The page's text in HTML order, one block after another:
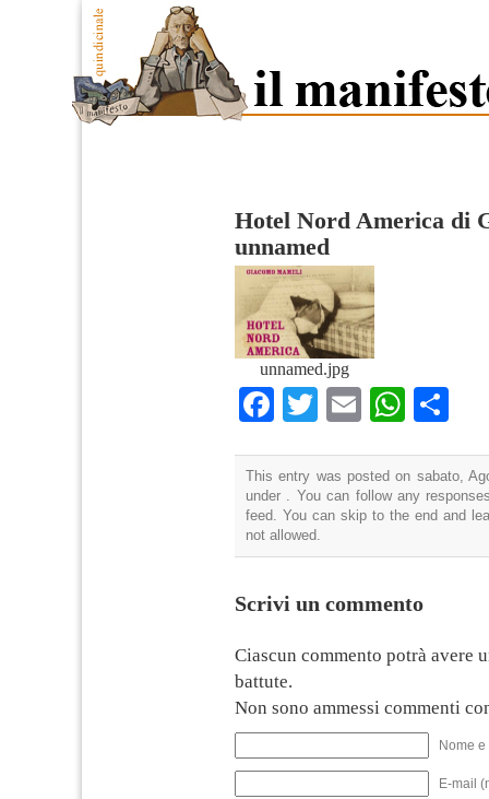
Hotel Nord America di
unnamed
unnamed.jpg
Facebook
TwitterEmail
This entry was posted on sabato,
under . You can follow any
feed. You can skip to the end and
not allowed.
Scrivi un commento
Ciascun commento potrà avere
battute.
Non sono ammessi commenti
Nome
E-mail